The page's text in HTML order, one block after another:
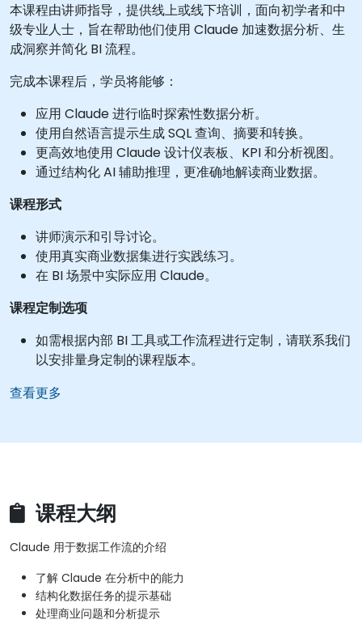
本课程由讲师指导，提供线上或线下培训，面向初学者和中
级专业人士，旨在帮助他们使用 Claude 加速数据分析、生
成洞察并简化 BI 流程。
完成本课程后，学员将能够：
应用 Claude 进行临时探索性数据分析。
使用自然语言提示生成 SQL 查询、摘要和转换。
更高效地使用 Claude 设计仪表板、KPI 和分析视图。
通过结构化 AI 辅助推理，更准确地解读商业数据。
课程形式
讲师演示和引导讨论。
使用真实商业数据集进行实践练习。
在 BI 场景中实际应用 Claude。
课程定制选项
如需根据内部 BI 工具或工作流程进行定制，请联系我们
以安排量身定制的课程版本。
查看更多
课程大纲
Claude 用于数据工作流的介绍
了解 Claude 在分析中的能力
结构化数据任务的提示基础
处理商业问题和分析提示